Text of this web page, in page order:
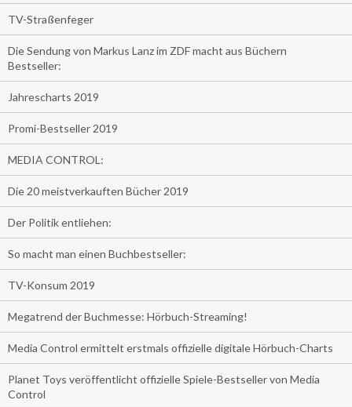
TV-Straßenfeger
Die Sendung von Markus Lanz im ZDF macht aus Büchern
Bestseller:
Jahrescharts 2019
Promi-Bestseller 2019
MEDIA CONTROL:
Die 20 meistverkauften Bücher 2019
Der Politik entliehen:
So macht man einen Buchbestseller:
TV-Konsum 2019
Megatrend der Buchmesse: Hörbuch-Streaming!
Media Control ermittelt erstmals offizielle digitale Hörbuch-Charts
Planet Toys veröffentlicht offizielle Spiele-Bestseller von Media
Control